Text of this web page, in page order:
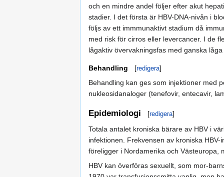
och en mindre andel följer efter akut
stadier. I det första är HBV-DNA-nivån i
följs av ett immmunaktivt stadium då
med risk för cirros eller levercancer. I de
lågaktiv övervakningsfas med ganska
Behandling [redigera]
Behandling kan ges som injektioner med
nukleosidanaloger (tenefovir, entecavir,
Epidemiologi [redigera]
Totala antalet kroniska bärare av HBV i
infektionen. Frekvensen av kroniska
föreligger i Nordamerika och Västeuropa,
HBV kan överföras sexuellt, som mor-